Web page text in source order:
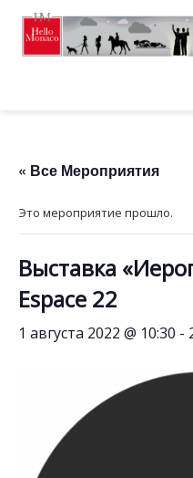
« Все Мероприятия
Это мероприятие прошло.
Выставка
Espace 22
1 августа 2022 @ 10:30 -